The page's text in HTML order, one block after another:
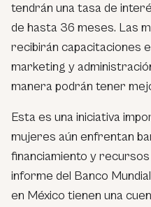
tendrán una tasa de
de hasta 36 meses. Las
recibirán capacitaciones
marketing y
manera podrán tener
Esta es una iniciativa
mujeres aún enfrentan
financiamiento y
informe del Banco
en México tienen una